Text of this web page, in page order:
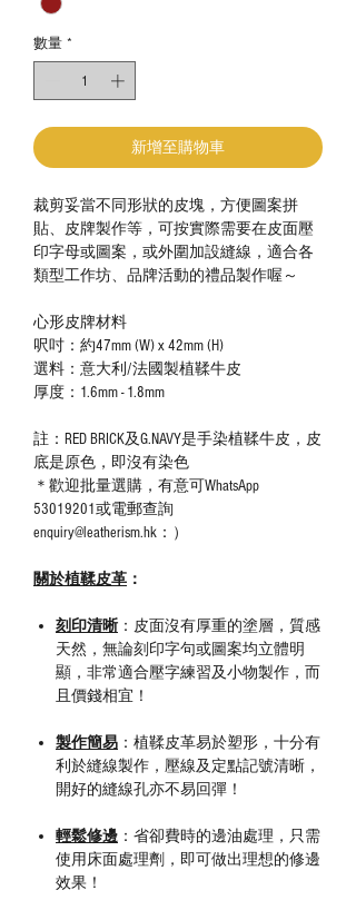
數量 *
新增至購物車
裁剪妥當不同形狀的皮塊，方便圖案拼
貼、皮牌製作等，可按實際需要在皮面壓
印字母或圖案，或外圍加設縫線，適合各
類型工作坊、品牌活動的禮品製作喔～
心形皮牌材料
呎吋：約47mm (W) x 42mm (H)
選料：意大利/法國製植鞣牛皮
厚度：1.6mm - 1.8mm
註：RED BRICK及G.NAVY是手染植鞣牛皮，皮
底是原色，即沒有染色
＊歡迎批量選購，有意可WhatsApp
53019201或電郵查詢
enquiry@leatherism.hk：）
關於植鞣皮革 ：
刻印清晰 ：皮面沒有厚重的塗層，質感
天然，無論刻印字句或圖案均立體明
顯，非常適合壓字練習及小物製作，而
且價錢相宜！
製作簡易 ：植鞣皮革易於塑形，十分有
利於縫線製作，壓線及定點記號清晰，
開好的縫線孔亦不易回彈！
輕鬆修邊 ：省卻費時的邊油處理，只需
使用床面處理劑，即可做出理想的修邊
效果！